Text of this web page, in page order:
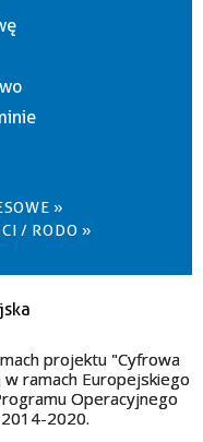
»
/ RODO »
projektu "Cyfrowa
ramach Europejskiego
Operacyjnego
2020.